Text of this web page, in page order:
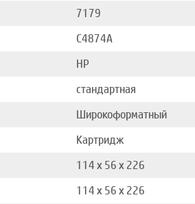
7179
C4874A
HP
стандартная
Широкоформатный
Картридж
114 x 56 x 226
114 x 56 x 226